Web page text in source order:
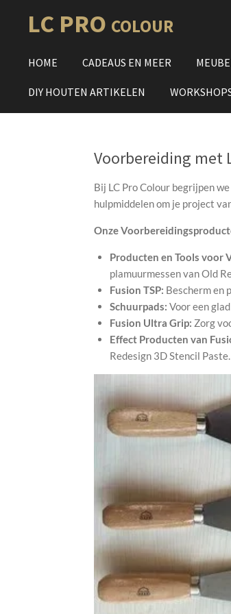
directLC PRO COLOUR
HOME CADEAUS EN MEER
DIY HOUTEN ARTIKELEN
Voorbereiding met
Bij LC Pro Colour begrijpen
hulpmiddelen om je project
Onze
Producten en Tools voor
plamuurmessen van Old
Fusion TSP: Bescherm en
Schuurpads: Voor een
Fusion Ultra Grip: Zorg
Effect Producten van
Redesign 3D Stencil Paste.